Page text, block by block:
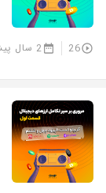
26 2 سال پیش